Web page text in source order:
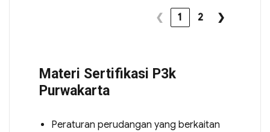
❮ 1 2 ❯
Materi Sertifikasi P3k
Purwakarta
Peraturan perudangan yang berkaitan